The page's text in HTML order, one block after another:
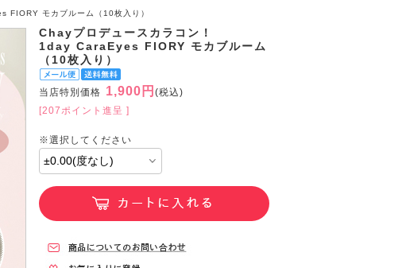
FIORY モカブルーム（10枚入り）
Chayプロデュースカラコン！
1day CaraEyes FIORY モカブルーム
（10枚入り）
当店特別価格 1,900円 (税込)
[207ポイント進呈 ]